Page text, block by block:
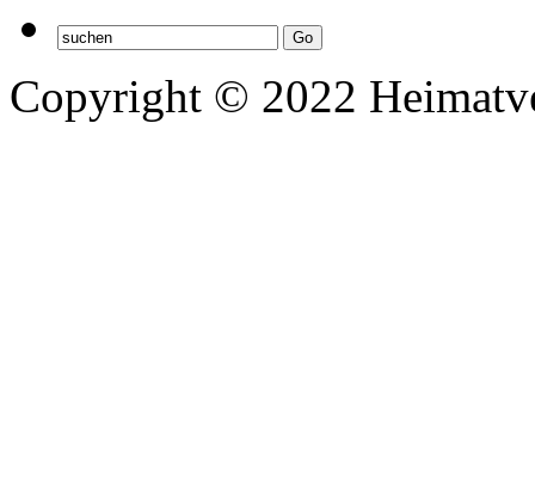
Copyright © 2022